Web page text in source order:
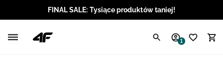
FINAL SALE: Tysiące produktów taniej!
1